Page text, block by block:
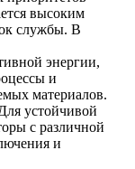
высоким
службы. В
энергии,
и
материалов.
устойчивой
с различной
и